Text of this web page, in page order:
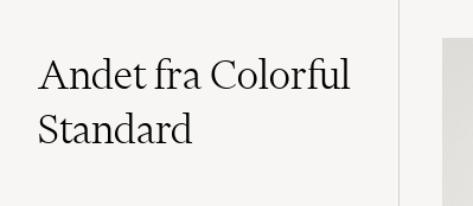
Andet fra Colorful
Standard